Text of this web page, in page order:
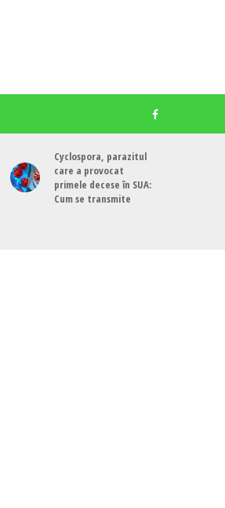
Cyclospora, parazitul
care a provocat
primele decese în SUA:
Cum se transmite